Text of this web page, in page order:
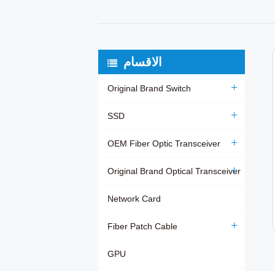
الاقسام
Original Brand Switch
SSD
OEM Fiber Optic Transceiver
Original Brand Optical Transceiver
Network Card
Fiber Patch Cable
GPU